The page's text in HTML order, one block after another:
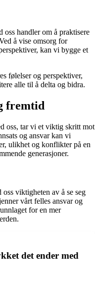
oss handler om å praktisere
å vise omsorg for
kan vi bygge et
følelser og perspektiver,
alle til å delta og bidra.
fremtid
oss, tar vi et viktig skritt mot
og ansvar kan vi
ulikhet og konflikter på en
generasjoner.
oss viktigheten av å se seg
vårt felles ansvar og
for en mer
det ender med